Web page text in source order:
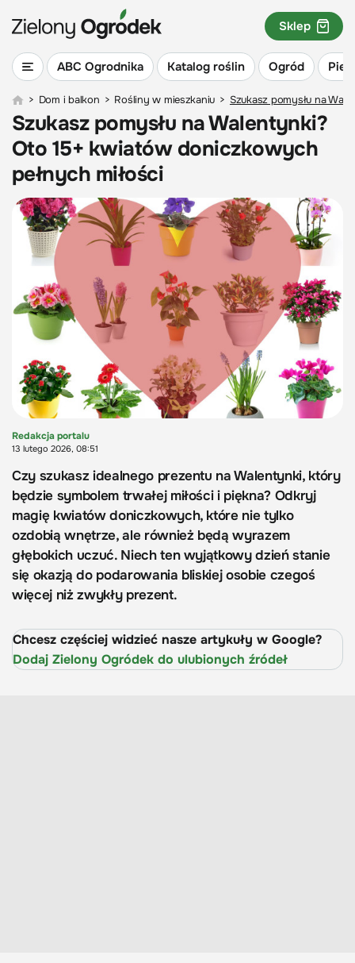
ABC Ogrodnika Katalog roślin Ogród
Sklep
> Dom i balkon > Rośliny w mieszkaniu > Szukasz pomysłu na
Szukasz pomysłu na Walentynki?
Oto 15+ kwiatów doniczkowych
pełnych miłości
Redakcja portalu
13 lutego 2026, 08:51
Czy szukasz idealnego prezentu na Walentynki, który
będzie symbolem trwałej miłości i piękna? Odkryj
magię kwiatów doniczkowych, które nie tylko
ozdobią wnętrze, ale również będą wyrazem
głębokich uczuć. Niech ten wyjątkowy dzień stanie
się okazją do podarowania bliskiej osobie czegoś
więcej niż zwykły prezent.
Chcesz częściej widzieć nasze artykuły w Google?
Dodaj Zielony Ogródek do ulubionych źródeł